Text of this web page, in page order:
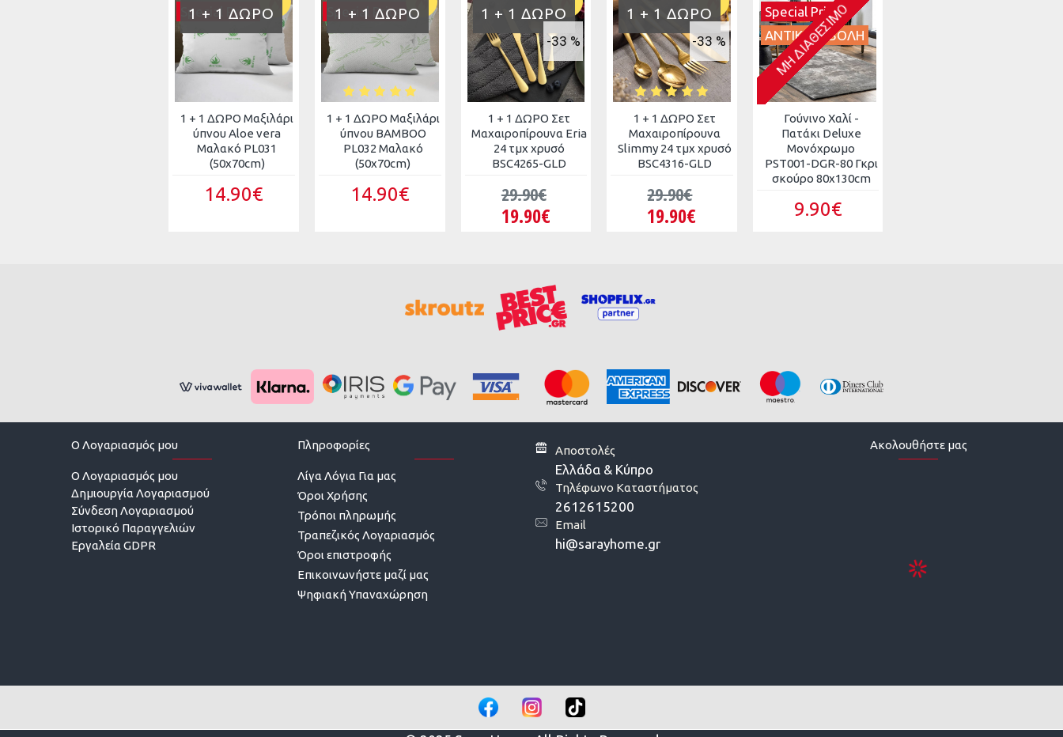
Special Price
1 + 1 ΔΏΡΟ
1 + 1 ΔΩΡΟ Μαξιλάρι
ύπνου Aloe vera
Μαλακό PL031
(50x70cm)
14.90€
Special Price
1 + 1 ΔΏΡΟ
1 + 1 ΔΩΡΟ Μαξιλάρι
ύπνου BAMBOO
PL032 Μαλακό
(50x70cm)
14.90€
1 + 1 ΔΏΡΟ
-33 %
1 + 1 ΔΩΡΟ Σετ
Μαχαιροπίρουνα Eria
24 τμχ χρυσό
BSC4265-GLD
19.90€
29.90€
1 + 1 ΔΏΡΟ
-33 %
1 + 1 ΔΩΡΟ Σετ
Μαχαιροπίρουνα
Slimmy 24 τμχ χρυσό
BSC4316-GLD
19.90€
29.90€
Special Price
ΑΝΤΙΚΑΤΑΒΟΛΗ
ΜΗ ΔΙΑΘΈΣΙΜΟ
Γούνινο Χαλί -
Πατάκι Deluxe
Μονόχρωμο
PST001-DGR-80 Γκρι
σκούρο 80x130cm
9.90€
O Λογαριασμός μου
O Λογαριασμός μου
Δημιουργία Λογαριασμού
Σύνδεση Λογαριασμού
Ιστορικό Παραγγελιών
Εργαλεία GDPR
Πληροφορίες
Λίγα Λόγια Για μας
Όροι Χρήσης
Τρόποι πληρωμής
Τραπεζικός Λογαριασμός
Όροι επιστροφής
Επικοινωνήστε μαζί μας
Ψηφιακή Υπαναχώρηση
Αποστολές
Ελλάδα & Κύπρο
Τηλέφωνο Καταστήματος
2612615200
Email
hi@sarayhome.gr
Ακολουθήστε μας